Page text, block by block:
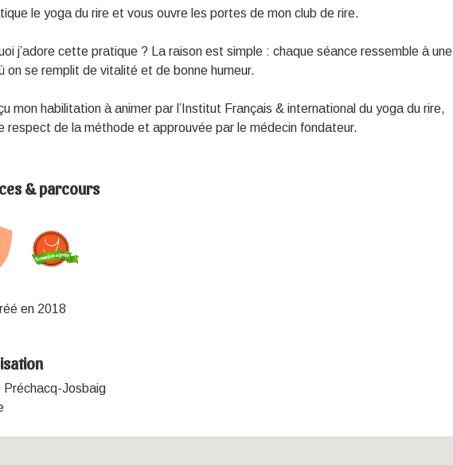
le yoga du rire et vous ouvre les portes de mon club de rire.
j’adore cette pratique ? La raison est simple : chaque séance ressemble à une
on se remplit de vitalité et de bonne humeur.
mon habilitation à animer par l’Institut Français & international du yoga du rire,
respect de la méthode et approuvée par le médecin fondateur.
& parcours
en 2018
Préchacq-Josbaig